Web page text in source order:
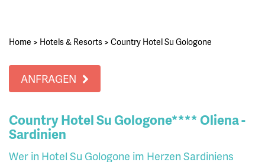
Home > Hotels & Resorts > Country Hotel Su Gologone
ANFRAGEN
Country Hotel Su Gologone**** Oliena -
Sardinien
Wer in Hotel Su Gologone im Herzen Sardiniens